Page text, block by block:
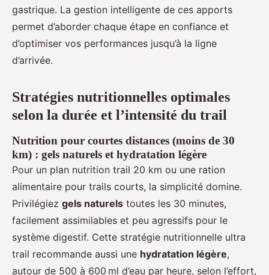
gastrique. La gestion intelligente de ces apports
permet d’aborder chaque étape en confiance et
d’optimiser vos performances jusqu’à la ligne
d’arrivée.
Stratégies nutritionnelles optimales
selon la durée et l’intensité du trail
Nutrition pour courtes distances (moins de 30
km) : gels naturels et hydratation légère
Pour un plan nutrition trail 20 km ou une ration
alimentaire pour trails courts, la simplicité domine.
Privilégiez gels naturels toutes les 30 minutes,
facilement assimilables et peu agressifs pour le
système digestif. Cette stratégie nutritionnelle ultra
trail recommande aussi une hydratation légère,
autour de 500 à 600 ml d’eau par heure, selon l’effort,